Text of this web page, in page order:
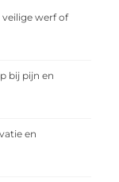
werf of
bij pijn en
en